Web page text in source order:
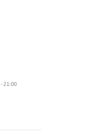
-21:00